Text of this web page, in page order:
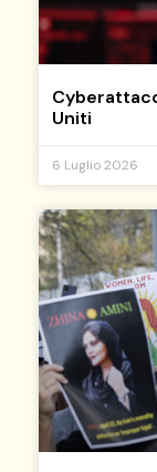
Uniti
6 Luglio 2026